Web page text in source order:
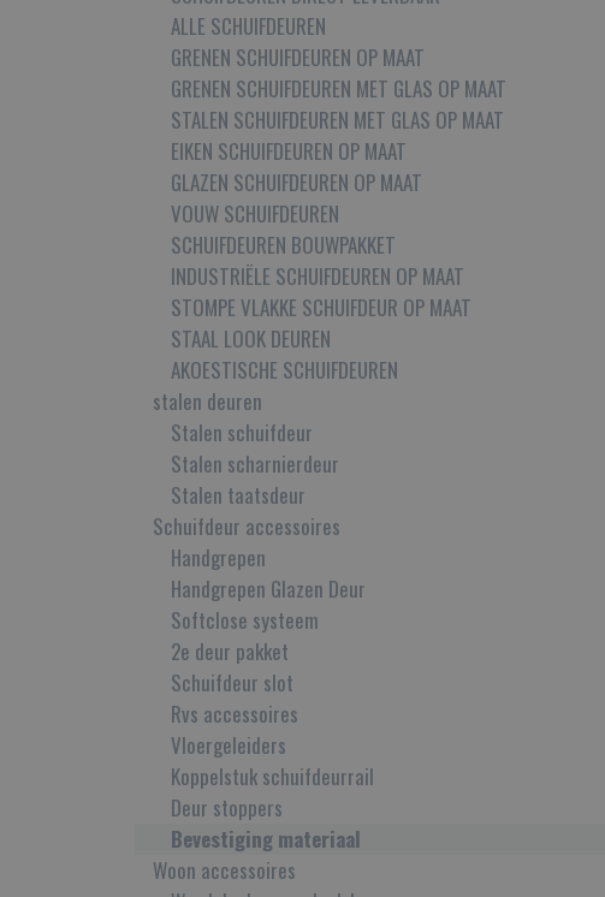
ALLE SCHUIFDEUREN
GRENEN SCHUIFDEUREN OP MAAT
GRENEN SCHUIFDEUREN MET GLAS OP MAAT
STALEN SCHUIFDEUREN MET GLAS OP MAAT
EIKEN SCHUIFDEUREN OP MAAT
GLAZEN SCHUIFDEUREN OP MAAT
VOUW SCHUIFDEUREN
SCHUIFDEUREN BOUWPAKKET
INDUSTRIËLE SCHUIFDEUREN OP MAAT
STOMPE VLAKKE SCHUIFDEUR OP MAAT
STAAL LOOK DEUREN
AKOESTISCHE SCHUIFDEUREN
stalen deuren
Stalen schuifdeur
Stalen scharnierdeur
Stalen taatsdeur
Schuifdeur accessoires
Handgrepen
Handgrepen Glazen Deur
Softclose systeem
2e deur pakket
Schuifdeur slot
Rvs accessoires
Vloergeleiders
Koppelstuk schuifdeurrail
Deur stoppers
Bevestiging materiaal
Woon accessoires